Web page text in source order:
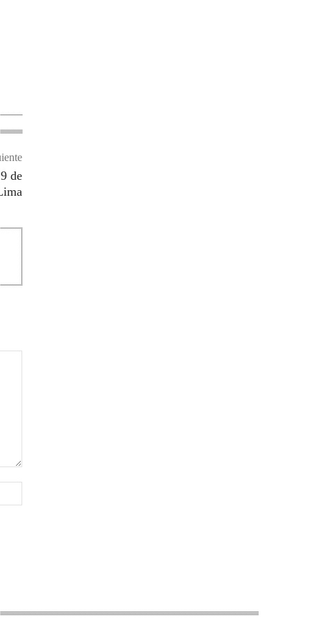
de
web: